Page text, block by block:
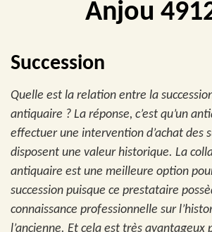
Anjou
Succession
Quelle est la relation entre la
antiquaire ? La réponse, c’est qu’un
effectuer une intervention d’achat des
disposent une valeur historique. La
antiquaire est une meilleure option
succession puisque ce prestataire
connaissance professionnelle sur
l’ancienne. Et cela est très avantageux